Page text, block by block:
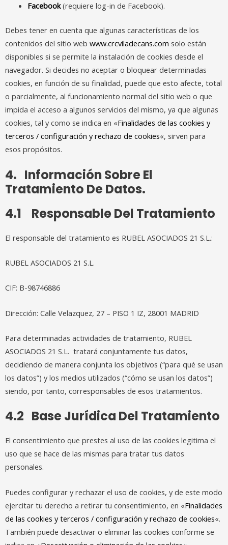
Facebook(requiere log-in de Facebook).
Debes tener en cuenta que algunas características de los
contenidos del sitio web www.crcviladecans.com solo están
disponibles si se permite la instalación de cookies desde el
navegador. Si decides no aceptar o bloquear determinadas
cookies, en función de su finalidad, puede que esto afecte, total
o parcialmente, al funcionamiento normal del sitio web o que
impida el acceso a algunos servicios del mismo, ya que algunas
cookies, tal y como se indica en «Finalidades de las cookies y
terceros / configuración y rechazo de cookies«, sirven para
esos propósitos.
4. Información Sobre El
Tratamiento De Datos.
4.1 Responsable Del Tratamiento
El responsable del tratamiento es RUBEL ASOCIADOS 21 S.L.:
RUBEL ASOCIADOS 21 S.L.
CIF: B-98746886
Dirección: Calle Velazquez, 27 – PISO 1 IZ, 28001 MADRID
Para determinadas actividades de tratamiento, RUBEL
ASOCIADOS 21 S.L. tratará conjuntamente tus datos,
decidiendo de manera conjunta los objetivos (“para qué se usan
los datos”) y los medios utilizados (“cómo se usan los datos”)
siendo, por tanto, corresponsables de esos tratamientos.
4.2 Base Jurídica Del Tratamiento
El consentimiento que prestes al uso de las cookies legitima el
uso que se hace de las mismas para tratar tus datos
personales.
Puedes configurar y rechazar el uso de cookies, y de este modo
ejercitar tu derecho a retirar tu consentimiento, en «Finalidades
de las cookies y terceros / configuración y rechazo de cookies«.
También puede desactivar o eliminar las cookies conforme se